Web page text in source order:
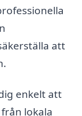
att
enkelt att
lokala